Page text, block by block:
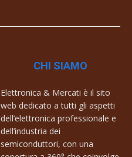
CHI SIAMO
Elettronica & Mercati è il sito
web dedicato a tutti gli aspetti
dell’elettronica professionale e
dell’industria dei
semiconduttori, con una